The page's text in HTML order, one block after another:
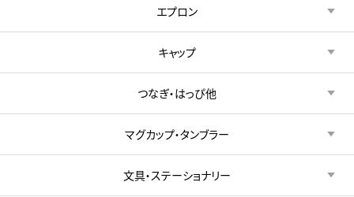
エプロン
キャップ
つなぎ・はっぴ他
マグカップ・タンブラー
文具・ステーショナリー